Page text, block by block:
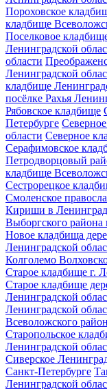
Пороховское
кладбище
Поселковое
Ленинградской
области
Ленинградской
кладбище
посёлке Рахья
Рябовское кладбище
Петербурге
области Северное
Серафимовское
Петродворцовый
кладбище
Сестрорецкое
Смоленское
Кириши в
Выборгского района
Новое кладбища
Ленинградской
Колголемо
Старое кладбище г.
Старое кладбище
Ленинградской
Ленинградской
Всеволожского
Старопольское
Ленинградской
Сиверское
Санкт-Петербурге
Ленинградской